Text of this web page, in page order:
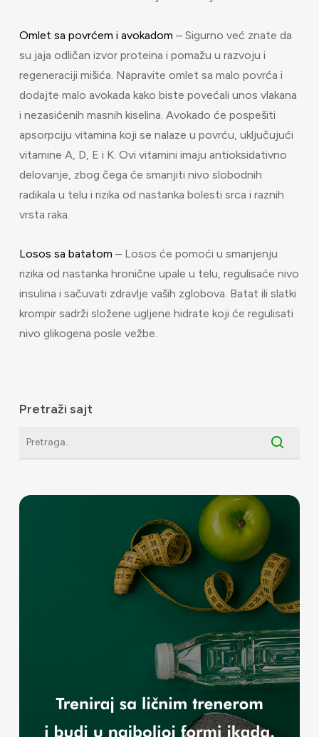
Omlet sa povrćem i avokadom – Sigurno već znate da
su jaja odličan izvor proteina i pomažu u razvoju i
regeneraciji mišića. Napravite omlet sa malo povrća i
dodajte malo avokada kako biste povećali unos vlakana
i nezasićenih masnih kiselina. Avokado će pospešiti
apsorpciju vitamina koji se nalaze u povrću, uključujući
vitamine A, D, E i K. Ovi vitamini imaju antioksidativno
delovanje, zbog čega će smanjiti nivo slobodnih
radikala u telu i rizika od nastanka bolesti srca i raznih
vrsta raka.
Losos sa batatom – Losos će pomoći u smanjenju
rizika od nastanka hronične upale u telu, regulisaće nivo
insulina i sačuvati zdravlje vaših zglobova. Batat ili slatki
krompir sadrži složene ugljene hidrate koji će regulisati
nivo glikogena posle vežbe.
Pretraži sajt